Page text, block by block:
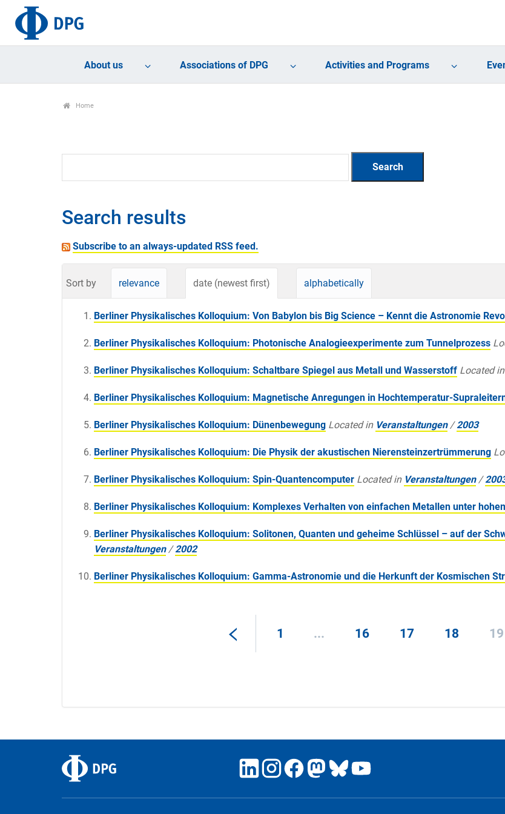
About us Associations of DPG Activities and Programs
Home
Search results
Subscribe to an always-updated RSS feed.
Sort by relevance date (newest first) alphabetically
Berliner Physikalisches Kolloquium: Von Babylon bis Big Science – Kennt die Astronomie
Berliner Physikalisches Kolloquium: Photonische Analogieexperimente zum Tunnelprozess
Berliner Physikalisches Kolloquium: Schaltbare Spiegel aus Metall und Wasserstoff Located in
Berliner Physikalisches Kolloquium: Magnetische Anregungen in Hochtemperatur-
Berliner Physikalisches Kolloquium: Dünenbewegung Located in Veranstaltungen /2003
Berliner Physikalisches Kolloquium: Die Physik der akustischen Nierensteinzertrümmerung
Berliner Physikalisches Kolloquium: Spin-Quantencomputer Located in Veranstaltungen /
Berliner Physikalisches Kolloquium: Komplexes Verhalten von einfachen Metallen unter
Berliner Physikalisches Kolloquium: Solitonen, Quanten und geheime Schlüssel – auf der
Veranstaltungen /2002
Berliner Physikalisches Kolloquium: Gamma-Astronomie und die Herkunft der Kosmischen
1 ... 16 17 18 19